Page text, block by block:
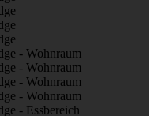
- Wohnraum
- Wohnraum
- Wohnraum
- Wohnraum
- Essbereich